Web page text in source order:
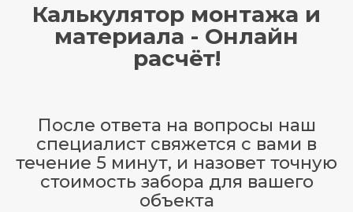
Калькулятор монтажа и
материала - Онлайн
расчёт!
После ответа на вопросы наш
специалист свяжется с вами в
течение 5 минут, и назовет точную
стоимость забора для вашего
объекта